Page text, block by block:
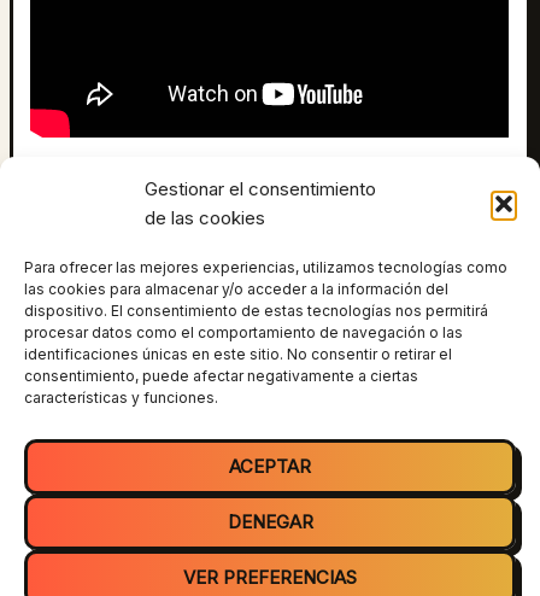
Gestionar el consentimiento
de las cookies
Para ofrecer las mejores experiencias, utilizamos tecnologías como
las cookies para almacenar y/o acceder a la información del
dispositivo. El consentimiento de estas tecnologías nos permitirá
procesar datos como el comportamiento de navegación o las
identificaciones únicas en este sitio. No consentir o retirar el
consentimiento, puede afectar negativamente a ciertas
características y funciones.
ACEPTAR
DENEGAR
VER PREFERENCIAS
vídeo para los miembros del canal, en la pestaña
comunidad lo tenéis 🙂 Apoya el canal haciéndote
miembro y tendrás ventajas exclusivas:
https://www.youtube.com/channel/UCW3iVpk5l1EuJc8p2
EIAFRQ/join Suscríbete para no perderte el próximo
vídeo: https://www.youtube.com/user/tiparracosa?
sub_confirmation
Todos los derechos © 2026 Tiparraco | Funciona gracias a